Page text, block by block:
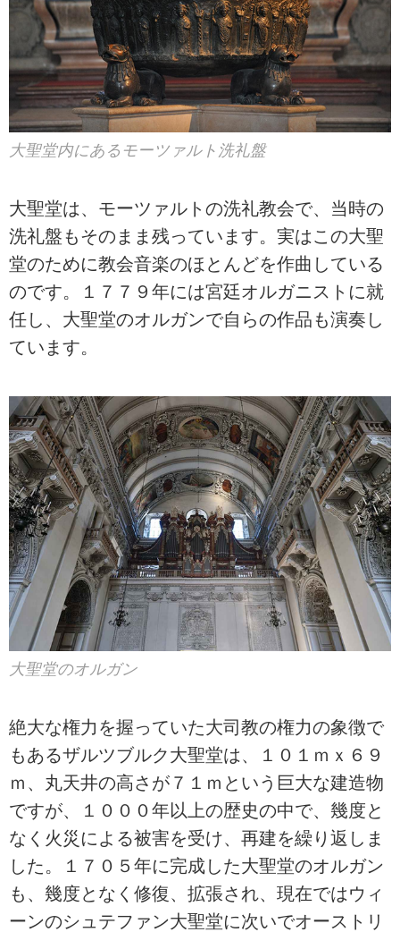
大聖堂内にあるモーツァルト洗礼盤
大聖堂は、モーツァルトの洗礼教会で、当時の
洗礼盤もそのまま残っています。実はこの大聖
堂のために教会音楽のほとんどを作曲している
のです。１７７９年には宮廷オルガニストに就
任し、大聖堂のオルガンで自らの作品も演奏し
ています。
大聖堂のオルガン
絶大な権力を握っていた大司教の権力の象徴で
もあるザルツブルク大聖堂は、１０１ｍｘ６９
ｍ、丸天井の高さが７１ｍという巨大な建造物
ですが、１０００年以上の歴史の中で、幾度と
なく火災による被害を受け、再建を繰り返しま
した。１７０５年に完成した大聖堂のオルガン
も、幾度となく修復、拡張され、現在ではウィ
ーンのシュテファン大聖堂に次いでオーストリ